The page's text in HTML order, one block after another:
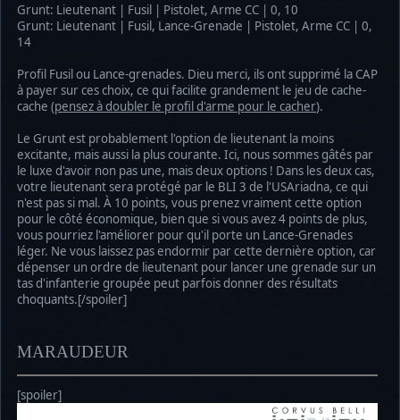
Grunt: Lieutenant | Fusil | Pistolet, Arme CC | 0, 10
Grunt: Lieutenant | Fusil, Lance-Grenade | Pistolet, Arme CC | 0,
14
Profil Fusil ou Lance-grenades. Dieu merci, ils ont supprimé la CAP
à payer sur ces choix, ce qui facilite grandement le jeu de cache-
cache (pensez à doubler le profil d'arme pour le cacher).
Le Grunt est probablement l'option de lieutenant la moins
excitante, mais aussi la plus courante. Ici, nous sommes gâtés par
le luxe d'avoir non pas une, mais deux options ! Dans les deux cas,
votre lieutenant sera protégé par le BLI 3 de l'USAriadna, ce qui
n'est pas si mal. À 10 points, vous prenez vraiment cette option
pour le côté économique, bien que si vous avez 4 points de plus,
vous pourriez l'améliorer pour qu'il porte un Lance-Grenades
léger. Ne vous laissez pas endormir par cette dernière option, car
dépenser un ordre de lieutenant pour lancer une grenade sur un
tas d'infanterie groupée peut parfois donner des résultats
choquants.[/spoiler]
MARAUDEUR
[spoiler]